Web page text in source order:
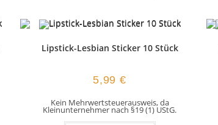
Lipstick-Lesbian Sticker 10 Stück
5,99€
Kein Mehrwertsteuerausweis, da
Kleinunternehmer nach §19 (1) UStG.